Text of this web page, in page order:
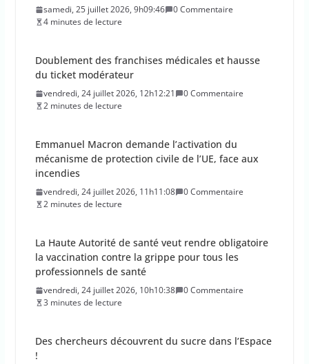
samedi, 25 juillet 2026, 9h09:46
0 Commentaire
4 minutes de lecture
Doublement des franchises médicales et hausse
du ticket modérateur
vendredi, 24 juillet 2026, 12h12:21
0 Commentaire
2 minutes de lecture
Emmanuel Macron demande l’activation du
mécanisme de protection civile de l’UE, face aux
incendies
vendredi, 24 juillet 2026, 11h11:08
0 Commentaire
2 minutes de lecture
La Haute Autorité de santé veut rendre obligatoire
la vaccination contre la grippe pour tous les
professionnels de santé
vendredi, 24 juillet 2026, 10h10:38
0 Commentaire
3 minutes de lecture
Des chercheurs découvrent du sucre dans l’Espace
!